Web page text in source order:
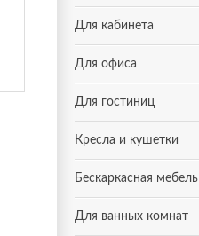
Для кабинета
Для офиса
Для гостиниц
Кресла и кушетки
Бескаркасная мебель
Для ванных комнат